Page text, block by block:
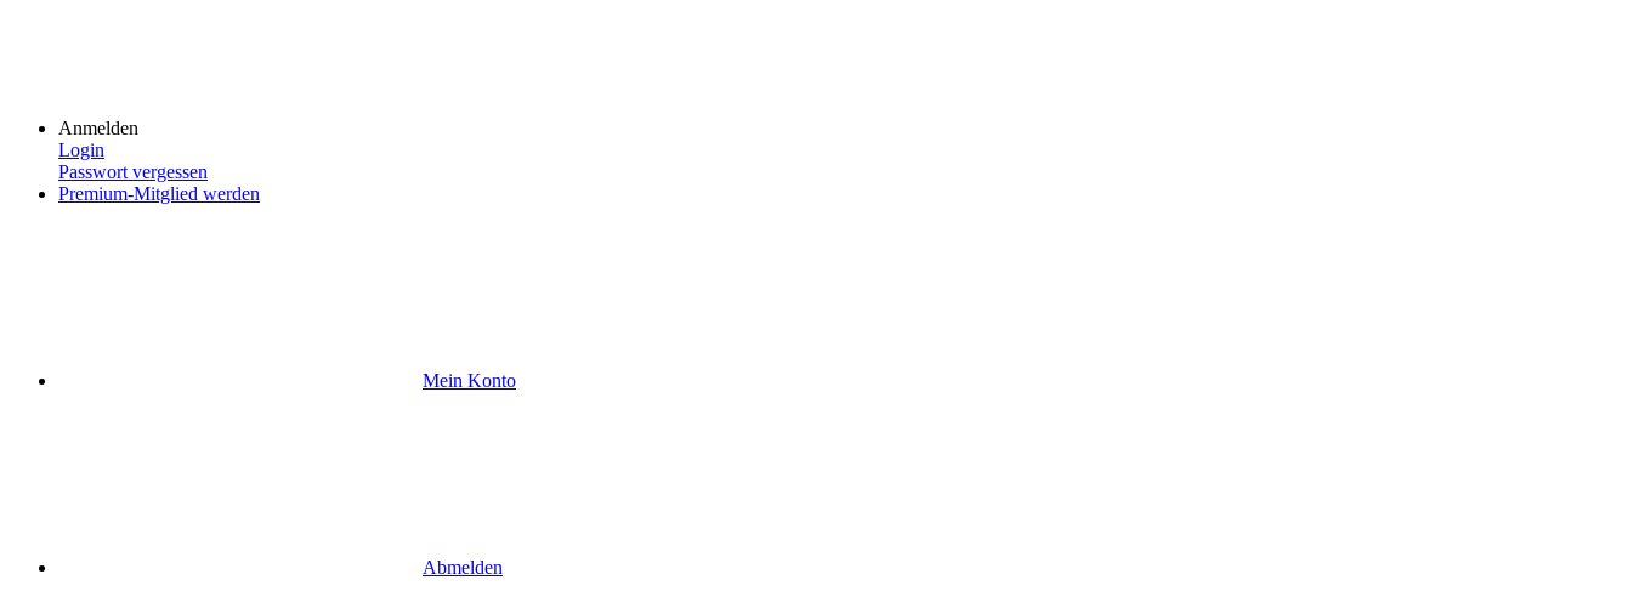
Anmelden
Login
Passwort vergessen
Premium-Mitglied werden
Mein Konto
Abmelden